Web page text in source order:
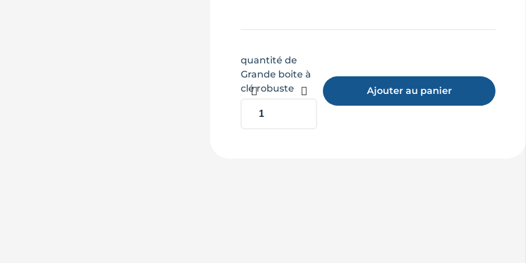
quantité de
Grande boite à
clé robuste
Ajouter au panier